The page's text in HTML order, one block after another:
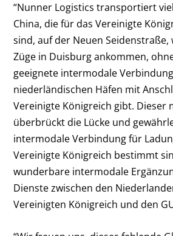
“Nunner Logistics transportiert
China, die für das Vereinigte
sind, auf der Neuen
Züge in Duisburg ankommen,
geeignete intermodale
niederländischen Häfen mit
Vereinigte Königreich gibt. Dieser
überbrückt die Lücke und
intermodale Verbindung für
Vereinigte Königreich bestimmt
wunderbare intermodale
Dienste zwischen den
Vereinigten Königreich und den